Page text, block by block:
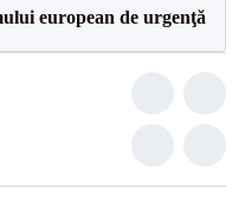
european de urgenţă